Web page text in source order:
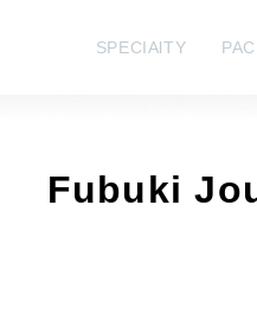
SPECIAlTY
Fubuki